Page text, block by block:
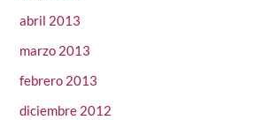
abril 2013
marzo 2013
febrero 2013
diciembre 2012